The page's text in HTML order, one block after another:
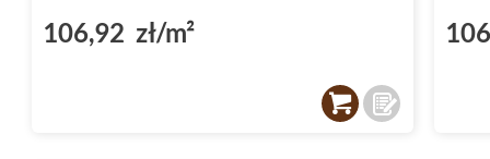
106,92 zł/m²